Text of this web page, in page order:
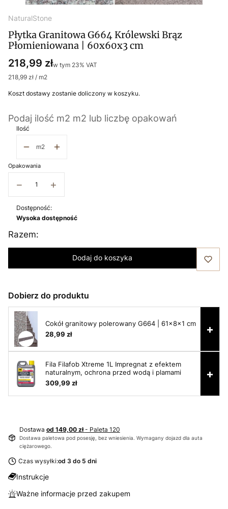
NaturalStone
Płytka Granitowa G664 Królewski Brąz
Płomieniowana | 60x60x3 cm
Cena
218,99 złw tym 23% VAT
w tym 23% VAT
218,99 zł / m2
Koszt dostawy zostanie doliczony w koszyku.
Podaj ilość m2 m2 lub liczbę opakowań
Ilość
m2
Opakowania
− +
Dostępność:
Wysoka dostępność
Razem:
Dodaj do koszyka
Dobierz do produktu
Cokół granitowy polerowany G664 | 61x8x1 cm
28,99 zł
+
Fila Filafob Xtreme 1L Impregnat z efektem
naturalnym, ochrona przed wodą i plamami
309,99 zł
+
Dostawa od 149,00 zł- Paleta 120
Dostawa paletowa pod posesję, bez wniesienia. Wymagany dojazd dla auta
ciężarowego.
Czas wysyłki:od 3 do 5 dni
Instrukcje
Ważne informacje przed zakupem